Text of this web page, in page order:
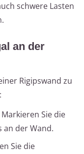
schwere Lasten
an der
Rigipswand zu
Markieren Sie die
an der Wand.
Sie die